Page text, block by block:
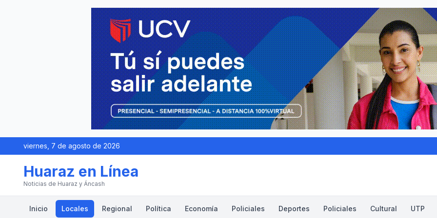
viernes, 7 de agosto de 2026
Huaraz en Línea
Noticias de Huaraz y Áncash
Inicio Locales Regional Política Economía Policiales Deportes Policiales Cultural UTP